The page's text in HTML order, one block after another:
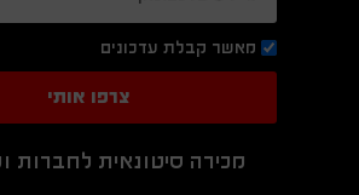
מאשר קבלת עדכונים
צרפו אותי
מכירה סיטונאית לחברות